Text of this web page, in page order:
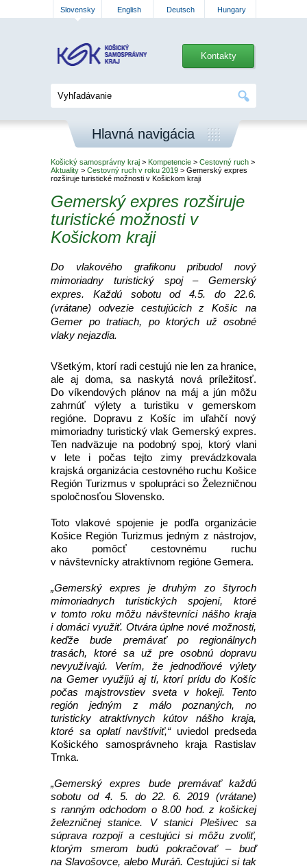
Slovensky English Deutsch Hungary
Kontakty
Hlavná navigácia
Košický samosprávny kraj > Kompetencie > Cestovný ruch >
Aktuality > Cestovný ruch v roku 2019 > Gemerský expres
rozširuje turistické možnosti v Košickom kraji
Gemerský expres rozširuje
turistické možnosti v
Košickom kraji
Do vlakového grafikonu pribudol nový
mimoriadny turistický spoj – Gemerský
expres. Každú sobotu od 4.5. do 22.6.
(vrátane) odvezie cestujúcich z Košíc na
Gemer po tratiach, po ktorých už osobné
vlaky nejazdia.
Všetkým, ktorí radi cestujú nie len za hranice,
ale aj doma, sa naskytá nová príležitosť.
Do víkendových plánov na máj a jún môžu
zahrnúť výlety a turistiku v gemerskom
regióne. Dopravu z Košíc im uľahčí nový
mimoriadny turistický vlak Gemerský expres.
Ten nadväzuje na podobný spoj, ktorý vlani
v lete i počas tejto zimy prevádzkovala
krajská organizácia cestovného ruchu Košice
Región Turizmus v spolupráci so Železničnou
spoločnosťou Slovensko.
Toto vlakové spojenie je podľa organizácie
Košice Región Turizmus jedným z nástrojov,
ako pomôcť cestovnému ruchu
v návštevnícky atraktívnom regióne Gemera.
„Gemerský expres je druhým zo štyroch
mimoriadnych turistických spojení, ktoré
v tomto roku môžu návštevníci nášho kraja
i domáci využiť. Otvára úplne nové možnosti,
keďže bude premávať po regionálnych
trasách, ktoré sa už pre osobnú dopravu
nevyužívajú. Verím, že jednodňové výlety
na Gemer využijú aj tí, ktorí prídu do Košíc
počas majstrovstiev sveta v hokeji. Tento
región jedným z málo poznaných, no
turisticky atraktívnych kútov nášho kraja,
ktoré sa oplatí navštíviť,“uviedol predseda
Košického samosprávneho kraja Rastislav
Trnka.
„Gemerský expres bude premávať každú
sobotu od 4. 5. do 22. 6. 2019 (vrátane)
s ranným odchodom o 8.00 hod. z košickej
železničnej stanice. V stanici Plešivec sa
súprava rozpojí a cestujúci si môžu zvoliť,
ktorým smerom budú pokračovať – buď
na Slavošovce, alebo Muráň. Cestujúci si tak